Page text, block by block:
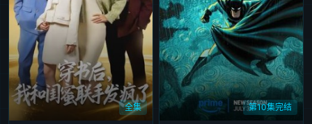
全集 第10集完结